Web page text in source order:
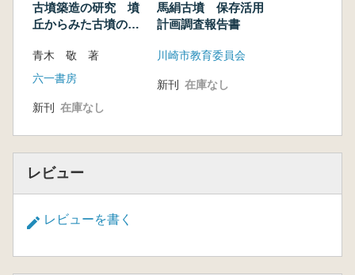
古墳築造の研究 墳
丘からみた古墳の地
青木 敬 著
六一書房
新刊 在庫なし
馬絹古墳 保存活用
計画調査報告書
川崎市教育委員会
新刊 在庫なし
レビュー
レビューを書く